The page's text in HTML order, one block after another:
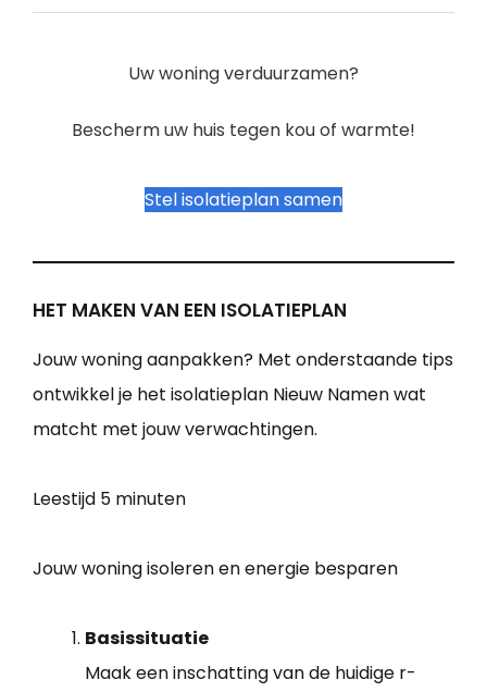
Uw woning verduurzamen?
Bescherm uw huis tegen kou of warmte!
Stel isolatieplan samen
HET MAKEN VAN EEN ISOLATIEPLAN
Jouw woning aanpakken? Met onderstaande tips
ontwikkel je het isolatieplan Nieuw Namen wat
matcht met jouw verwachtingen.
Leestijd 5 minuten
Jouw woning isoleren en energie besparen
Basissituatie
Maak een inschatting van de huidige r-